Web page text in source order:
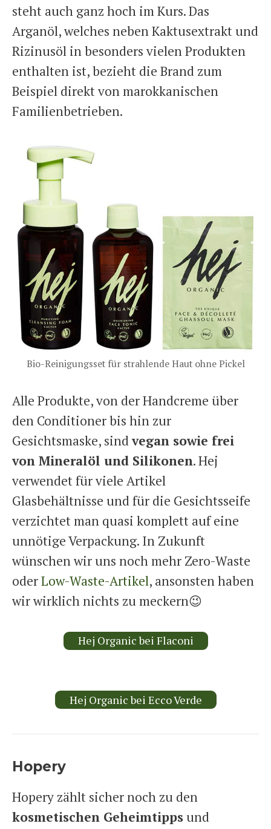
steht auch ganz hoch im Kurs. Das
Arganöl, welches neben Kaktusextrakt und
Rizinusöl in besonders vielen Produkten
enthalten ist, bezieht die Brand zum
Beispiel direkt von marokkanischen
Familienbetrieben.
Bio-Reinigungsset für strahlende Haut ohne Pickel
Alle Produkte, von der Handcreme über
den Conditioner bis hin zur
Gesichtsmaske, sindvegan sowie frei
von Mineralöl und Silikonen. Hej
verwendet für viele Artikel
Glasbehältnisse und für die Gesichtsseife
verzichtet man quasi komplett auf eine
unnötige Verpackung. In Zukunft
wünschen wir uns noch mehr Zero-Waste
oderLow-Waste-Artikel, ansonsten haben
wir wirklich nichts zu meckern😉
Hej Organic bei Flaconi
Hej Organic bei Ecco Verde
Hopery
Hopery zählt sicher noch zu den
kosmetischen Geheimtipps und